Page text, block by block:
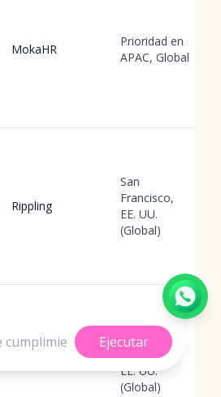
MokaHR
Prioridad en
APAC, Global
Rippling
San
Francisco,
EE. UU.
(Global)
San
Francisco,
EE. UU.
(Global)
Ejecutar